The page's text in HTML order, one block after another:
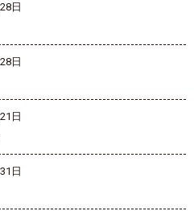
日
日
日
日